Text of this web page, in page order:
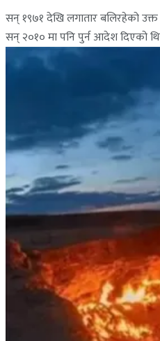
सन् १९७१ देखि लगातार बलिरहेको
सन् २०१० मा पनि पुर्न आदेश दिएको